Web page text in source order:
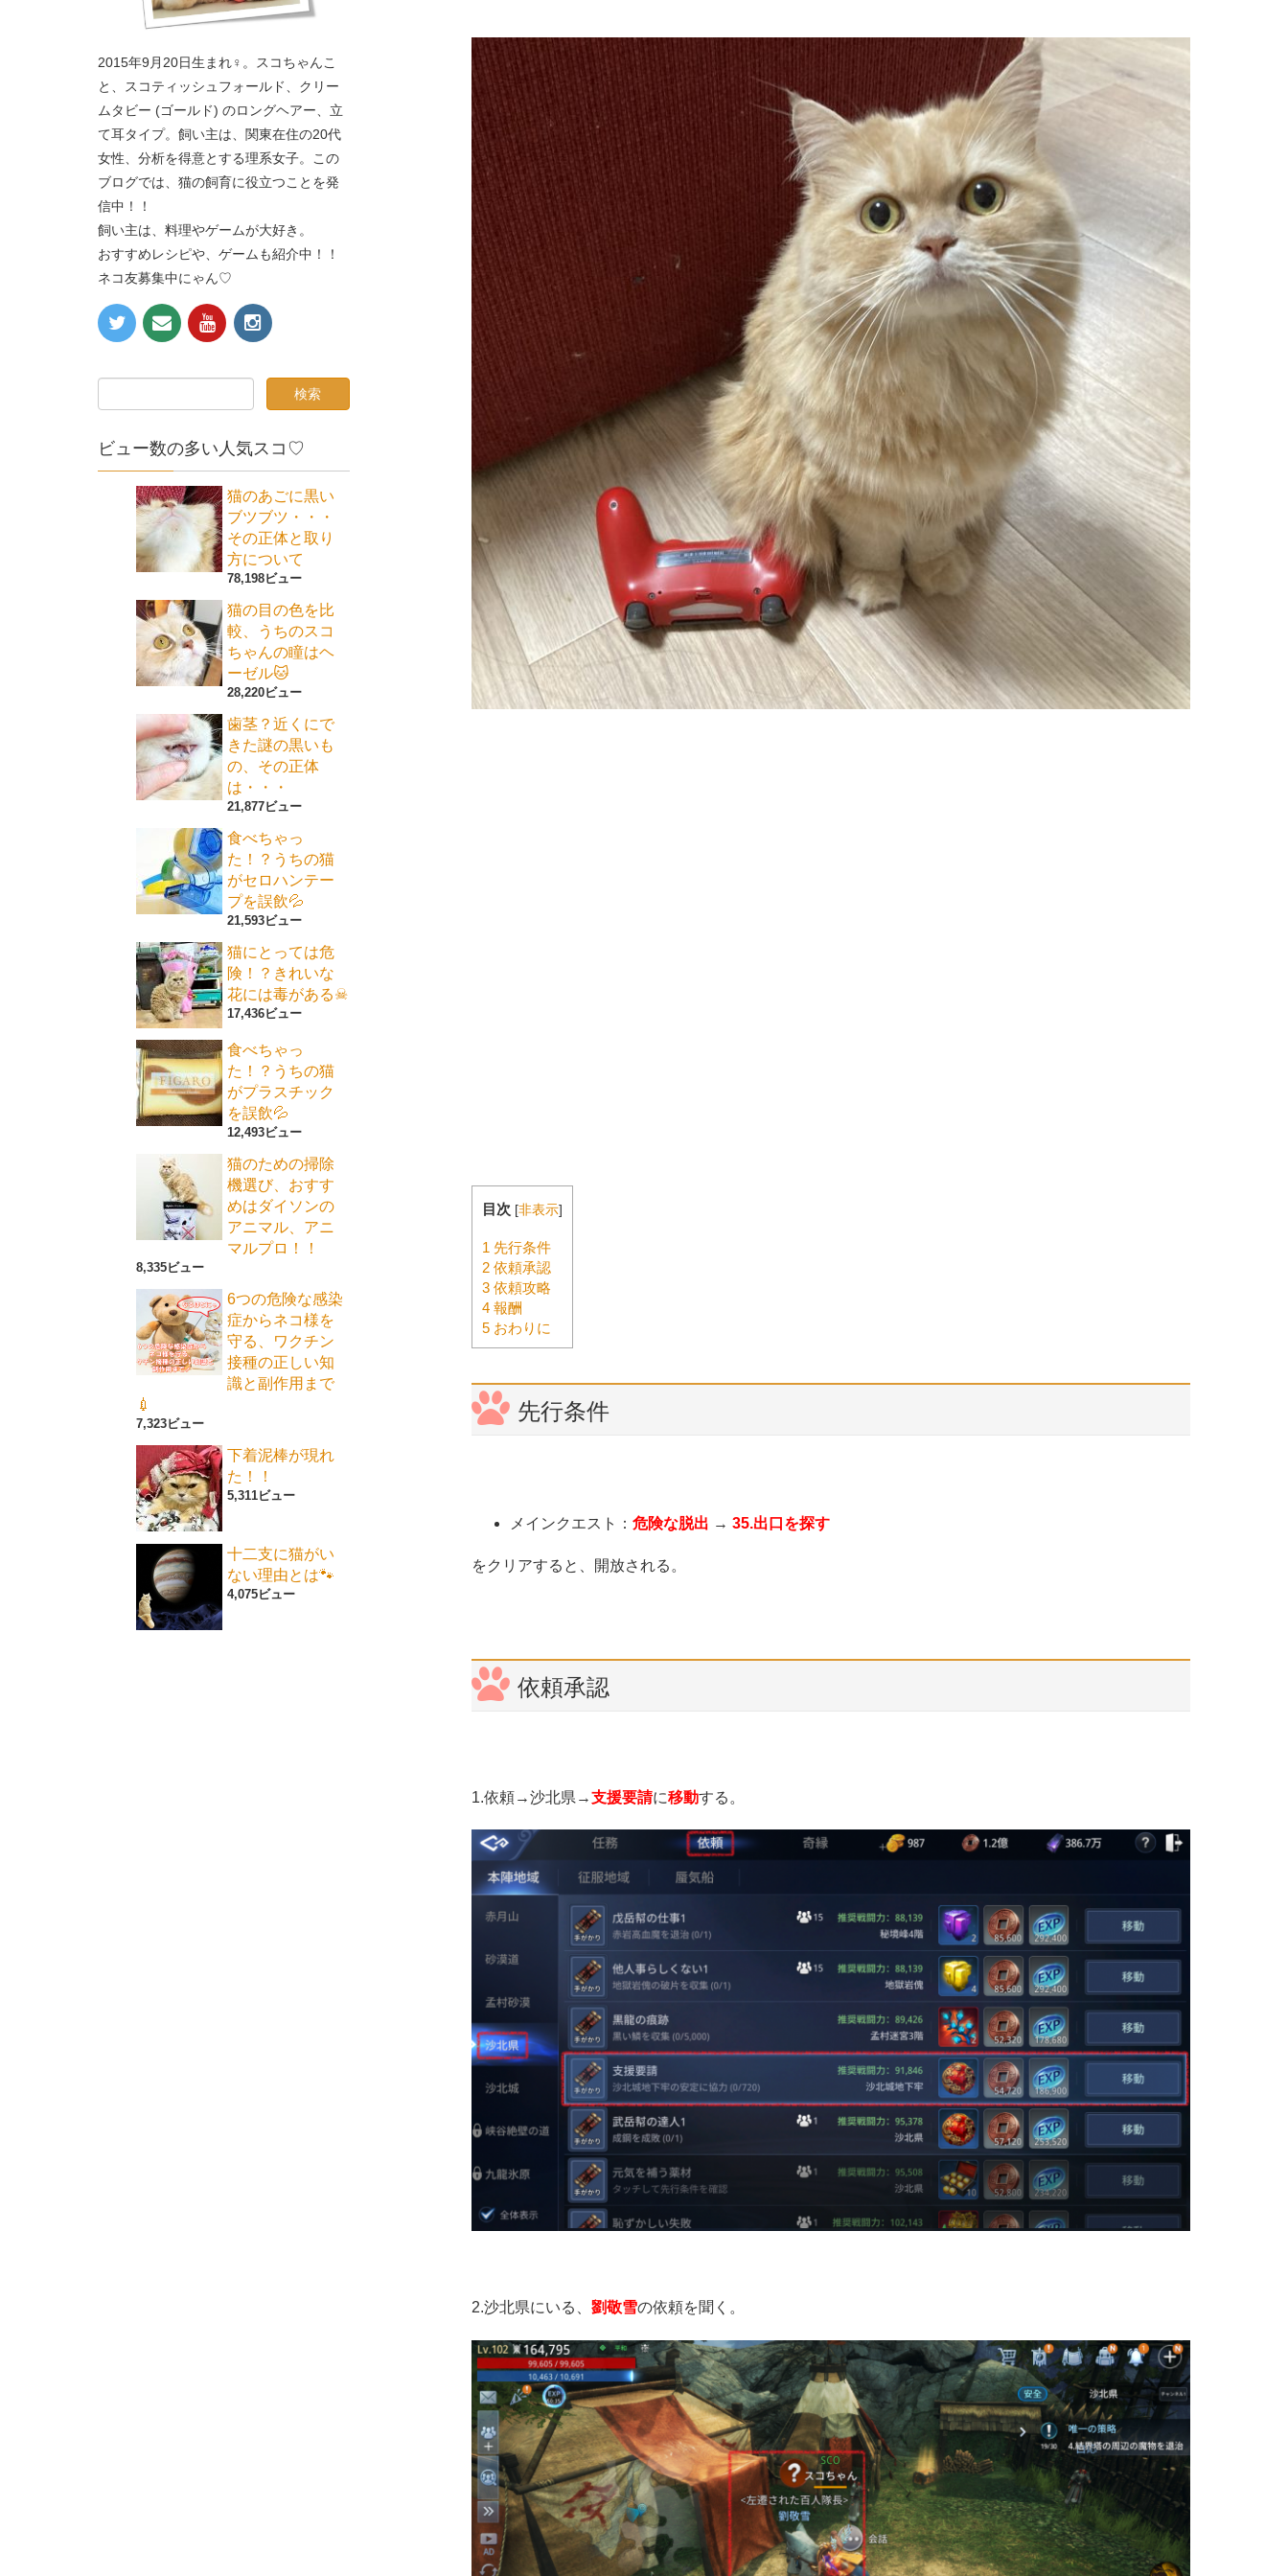
目次 [非表示]
1 先行条件
2 依頼承認
3 依頼攻略
4 報酬
5 おわりに
先行条件
メインクエスト： 危険な脱出 → 35.出口を探す
をクリアすると、開放される。
依頼承認
1.依頼→沙北県→支援要請に移動する。
2.沙北県にいる、 劉敬雪の依頼を聞く。
2015年9月20日生まれ♀。スコちゃんこ
と、スコティッシュフォールド、クリー
ムタビー (ゴールド) のロングヘアー、立
て耳タイプ。飼い主は、関東在住の20代
女性、分析を得意とする理系女子。この
ブログでは、猫の飼育に役立つことを発
信中！！
飼い主は、料理やゲームが大好き。
おすすめレシピや、ゲームも紹介中！！
ネコ友募集中にゃん♡
ビュー数の多い人気スコ♡
猫のあごに黒い
ブツブツ・・・
その正体と取り
方について
78,198ビュー
猫の目の色を比
較、うちのスコ
ちゃんの瞳はヘ
ーゼル🐱
28,220ビュー
歯茎？近くにで
きた謎の黒いも
の、その正体
は・・・
21,877ビュー
食べちゃっ
た！？うちの猫
がセロハンテー
プを誤飲💦
21,593ビュー
猫にとっては危
険！？きれいな
花には毒がある☠
17,436ビュー
食べちゃっ
た！？うちの猫
がプラスチック
を誤飲💦
12,493ビュー
猫のための掃除
機選び、おすす
めはダイソンの
アニマル、アニ
マルプロ！！
8,335ビュー
6つの危険な感染
症からネコ様を
守る、ワクチン
接種の正しい知
識と副作用まで
💉
7,323ビュー
下着泥棒が現れ
た！！
5,311ビュー
十二支に猫がい
ない理由とは🐾
4,075ビュー